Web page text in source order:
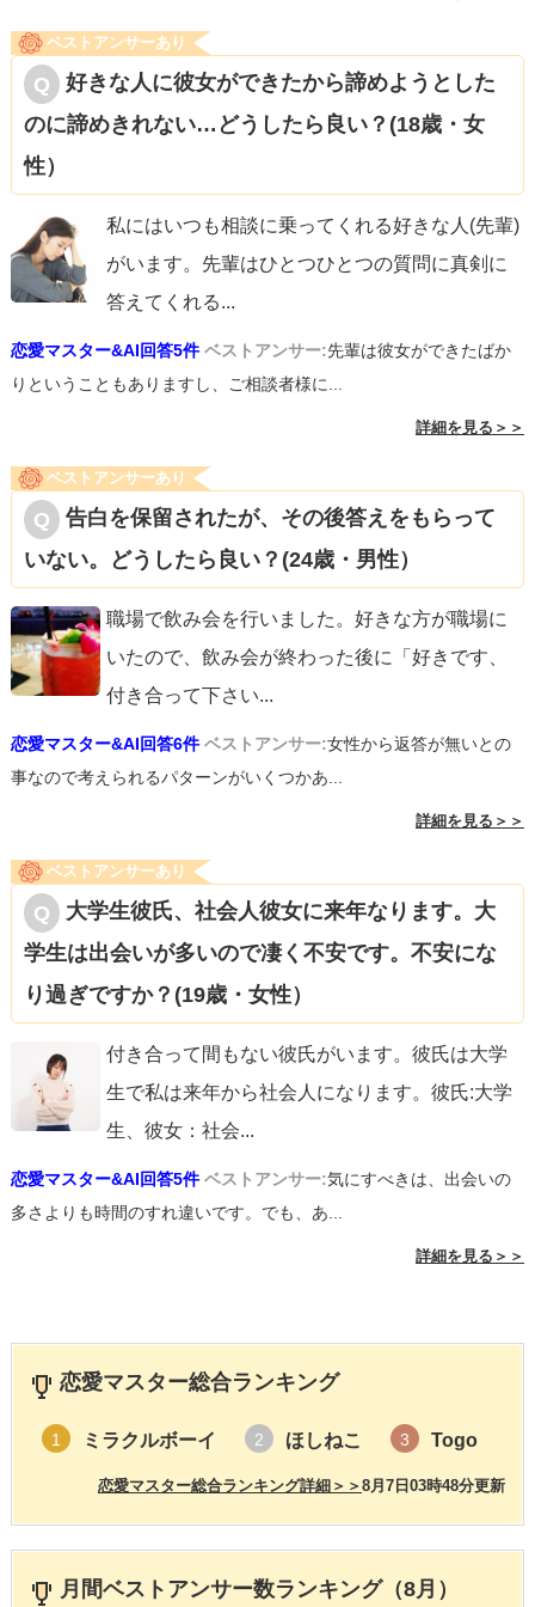
ベストアンサーあり
好きな人に彼女ができたから諦めようとした
のに諦めきれない…どうしたら良い？(18歳・女
性）
私にはいつも相談に乗ってくれる好きな人(先輩)
がいます。先輩はひとつひとつの質問に真剣に
答えてくれる...
恋愛マスター&AI回答5件 ベストアンサー:先輩は彼女ができたばか
りということもありますし、ご相談者様に...
詳細を見る＞＞
ベストアンサーあり
告白を保留されたが、その後答えをもらって
いない。どうしたら良い？(24歳・男性）
職場で飲み会を行いました。好きな方が職場に
いたので、飲み会が終わった後に「好きです、
付き合って下さい...
恋愛マスター&AI回答6件 ベストアンサー:女性から返答が無いとの
事なので考えられるパターンがいくつかあ...
詳細を見る＞＞
ベストアンサーあり
大学生彼氏、社会人彼女に来年なります。大
学生は出会いが多いので凄く不安です。不安にな
り過ぎですか？(19歳・女性）
付き合って間もない彼氏がいます。彼氏は大学
生で私は来年から社会人になります。彼氏:大学
生、彼女：社会...
恋愛マスター&AI回答5件 ベストアンサー:気にすべきは、出会いの
多さよりも時間のすれ違いです。でも、あ...
詳細を見る＞＞
恋愛マスター総合ランキング
1 ミラクルボーイ 2 ほしねこ 3 Togo
8月7日03時48分更新
恋愛マスター総合ランキング詳細＞＞
月間ベストアンサー数ランキング（8月）